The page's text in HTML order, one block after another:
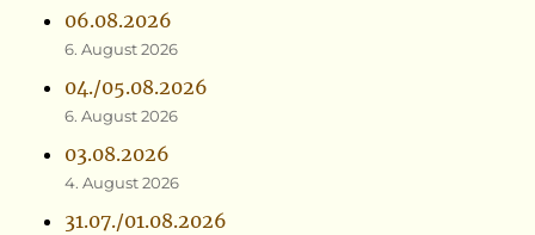
06.08.2026
6. August 2026
04./05.08.2026
6. August 2026
03.08.2026
4. August 2026
31.07./01.08.2026